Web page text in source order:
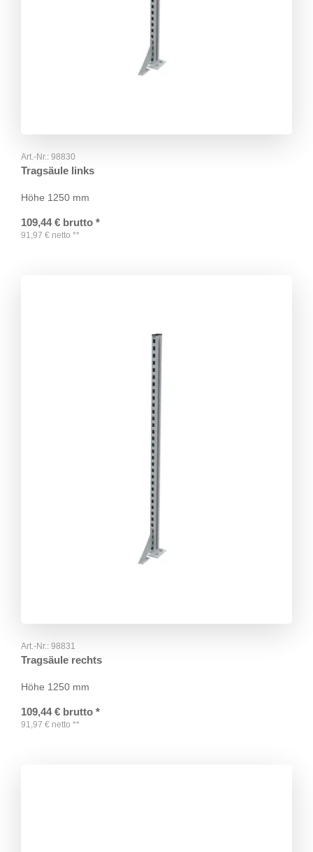
Art.-Nr.: 98830
Tragsäule links
Höhe 1250 mm
109,44 € brutto *
91,97 € netto **
Art.-Nr.: 98831
Tragsäule rechts
Höhe 1250 mm
109,44 € brutto *
91,97 € netto **